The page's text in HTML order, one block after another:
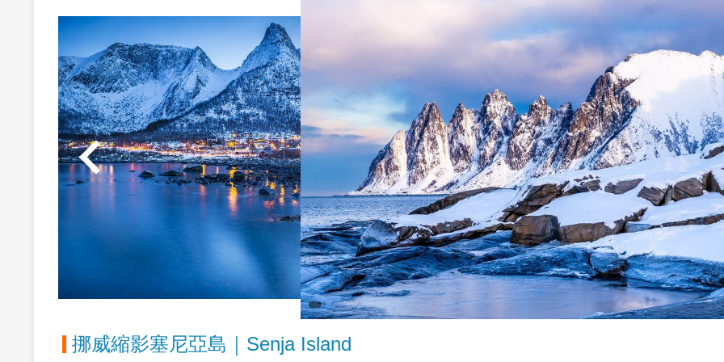
羅浮敦群島｜Lofoten Islands
「如果世界是一本書，那羅弗敦群島就是最美的一頁。」長年以來一直是許多旅遊網站與旅遊雜誌評選為世界最美的